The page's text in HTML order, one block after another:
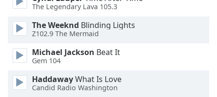
Area
Background
Color
Opacity
Font
The Legendary Lava 105.3
The Weeknd Blinding Lights
Z102.9 The Mermaid
Michael Jackson Beat It
Gem 104
HaddawayWhat Is Love
Candid Radio Washington